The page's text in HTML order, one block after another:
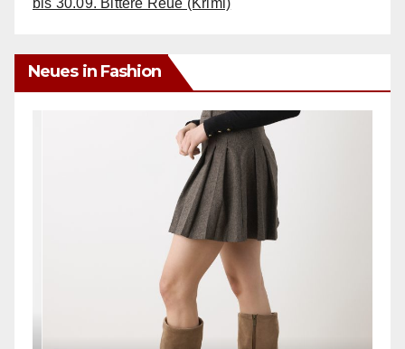
bis 30.09. Bittere Reue (Krimi)
Neues in Fashion